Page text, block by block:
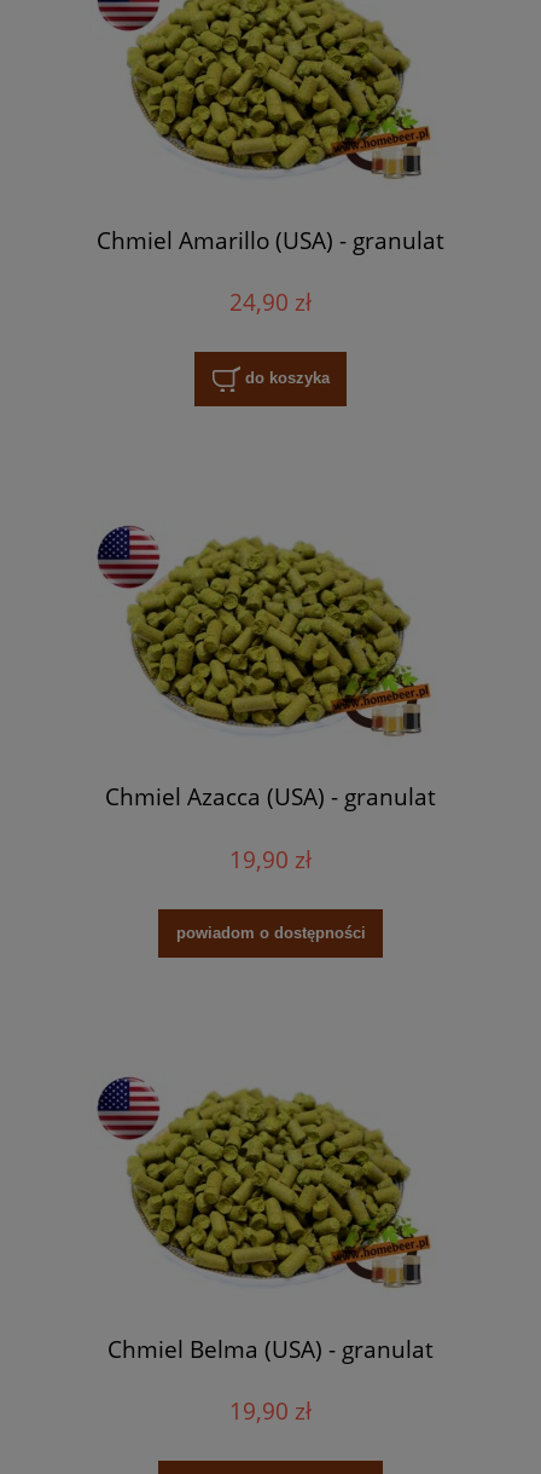
Chmiel Amarillo (USA) - granulat
24,90 zł
do koszyka
Chmiel Azacca (USA) - granulat
19,90 zł
powiadom o dostępności
Chmiel Belma (USA) - granulat
19,90 zł